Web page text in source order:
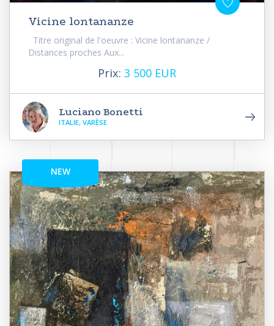
Vicine lontananze
Titre original de l'oeuvre : Vicine lontananze /
Distances proches Aux...
Prix: 3 500 EUR
Luciano Bonetti
ITALIE, VARÈSE
NEW